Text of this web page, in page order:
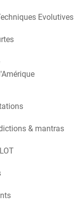
Evolutives
& mantras